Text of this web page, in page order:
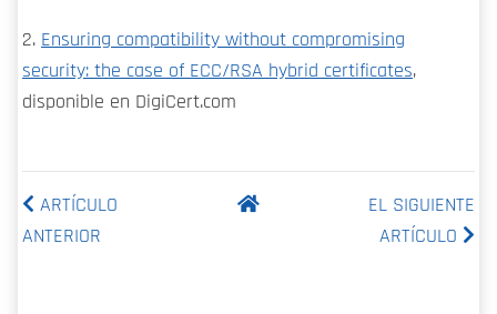
2. Ensuring compatibility without compromising
security: the case of ECC/RSA hybrid certificates,
disponible en DigiCert.com
ARTÍCULO
ANTERIOR
EL SIGUIENTE
ARTÍCULO